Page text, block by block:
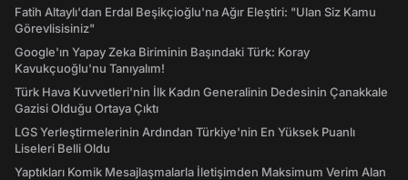
Fatih Altaylı'dan Erdal Beşikçioğlu'na Ağır Eleştiri: "Ulan Siz Kamu
Görevlisisiniz"
Google'ın Yapay Zeka Biriminin Başındaki Türk: Koray
Kavukçuoğlu'nu Tanıyalım!
Türk Hava Kuvvetleri'nin İlk Kadın Generalinin Dedesinin Çanakkale
Gazisi Olduğu Ortaya Çıktı
LGS Yerleştirmelerinin Ardından Türkiye'nin En Yüksek Puanlı
Liseleri Belli Oldu
Yaptıkları Komik Mesajlaşmalarla İletişimden Maksimum Verim Alan